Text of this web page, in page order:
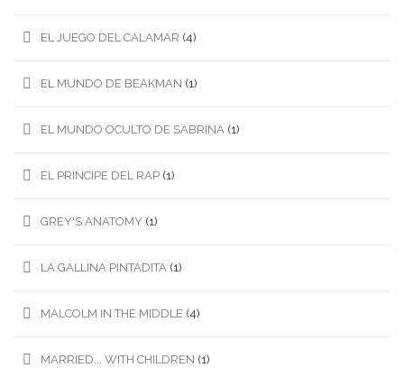
EL JUEGO DEL CALAMAR (4)
EL MUNDO DE BEAKMAN (1)
EL MUNDO OCULTO DE SABRINA (1)
EL PRINCIPE DEL RAP (1)
GREY'S ANATOMY (1)
LA GALLINA PINTADITA (1)
MALCOLM IN THE MIDDLE (4)
MARRIED... WITH CHILDREN (1)